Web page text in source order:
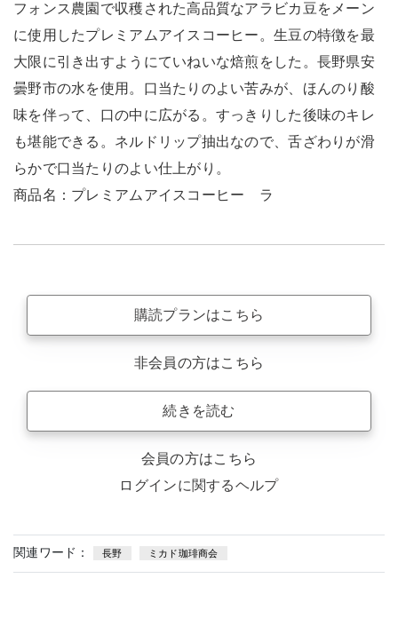
フォンス農園で収穫された高品質なアラビカ豆をメーン
に使用したプレミアムアイスコーヒー。生豆の特徴を最
大限に引き出すようにていねいな焙煎をした。長野県安
曇野市の水を使用。口当たりのよい苦みが、ほんのり酸
味を伴って、口の中に広がる。すっきりした後味のキレ
も堪能できる。ネルドリップ抽出なので、舌ざわりが滑
らかで口当たりのよい仕上がり。
商品名：プレミアムアイスコーヒー ラ
購読プランはこちら
非会員の方はこちら
続きを読む
会員の方はこちら
ログインに関するヘルプ
関連ワード： 長野 ミカド珈琲商会